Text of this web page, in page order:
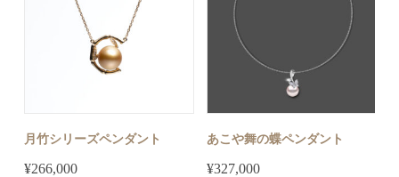
月竹シリーズペンダント
¥266,000
あこや舞の蝶ペンダント
¥327,000